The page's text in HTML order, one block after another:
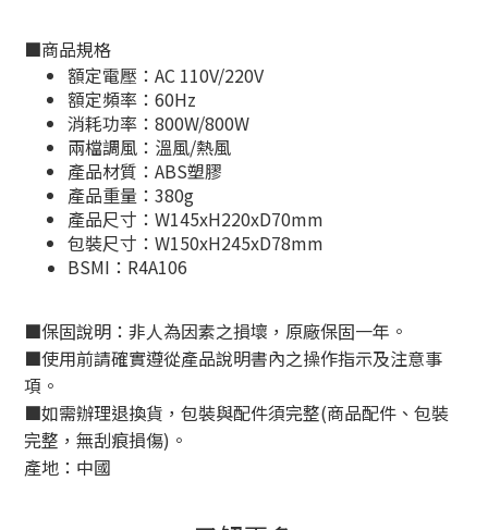
■商品規格
額定電壓：AC 110V/220V
額定頻率：60Hz
消耗功率：800W/800W
兩檔調風：溫風/熱風
產品材質：ABS塑膠
產品重量：380g
產品尺寸：W145xH220xD70mm
包裝尺寸：W150xH245xD78mm
BSMI： R4A106
■保固說明：非人為因素之損壞，原廠保固一年。
■使用前請確實遵從產品說明書內之操作指示及注意事
項。
■如需辦理退換貨，包裝與配件須完整(商品配件、包裝
完整，無刮痕損傷) 。
產地：中國